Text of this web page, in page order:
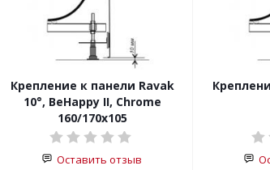
Крепление к панели Ravak
10°, BeHappy ІІ, Chrome
160/170x105
Оставить отзыв